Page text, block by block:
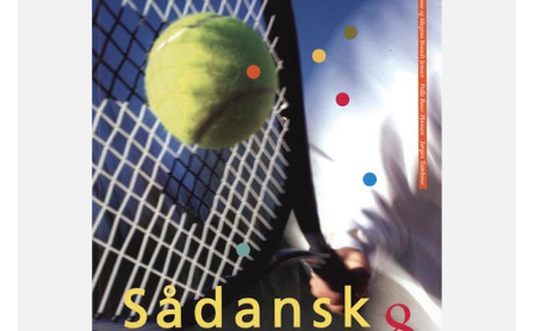
NIVEAU
8. klasse
FORMAT
Engangsbog
9788723021175